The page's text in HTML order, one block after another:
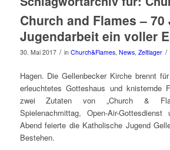
Church and Flames – 70
Jugendarbeit ein voller
30. Mai 2017 / in Church&Flames, News, Zeltlager /
Hagen. Die Gellenbecker Kirche brennt
erleuchtetes Gotteshaus und knisternde
zwei Zutaten von „Church &
Spielenachmittag, Open-Air-
Abend feierte die Katholische Jugend
Bestehen.